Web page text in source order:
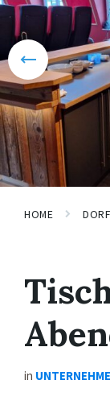
HOME
in